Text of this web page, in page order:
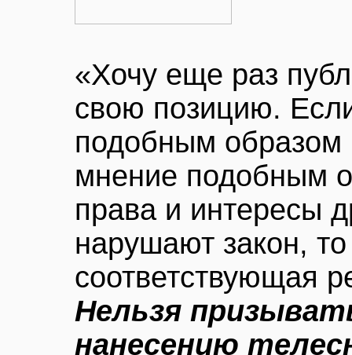
«Хочу еще раз
свою позицию.
подобным
мнение подобным
права и интересы
нарушают закон,
соответствующая
Нельзя
нанесению